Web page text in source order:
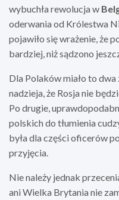
wybuchła rewolucja w
oderwania od Królestwa
pojawiło się wrażenie, że
bardziej, niż sądzono
Dla Polaków miało to dwa
nadzieja, że Rosja nie
Po drugie,
polskich do tłumienia
była dla części oficerów
przyjęcia.
Nie należy jednak
ani Wielka Brytania nie